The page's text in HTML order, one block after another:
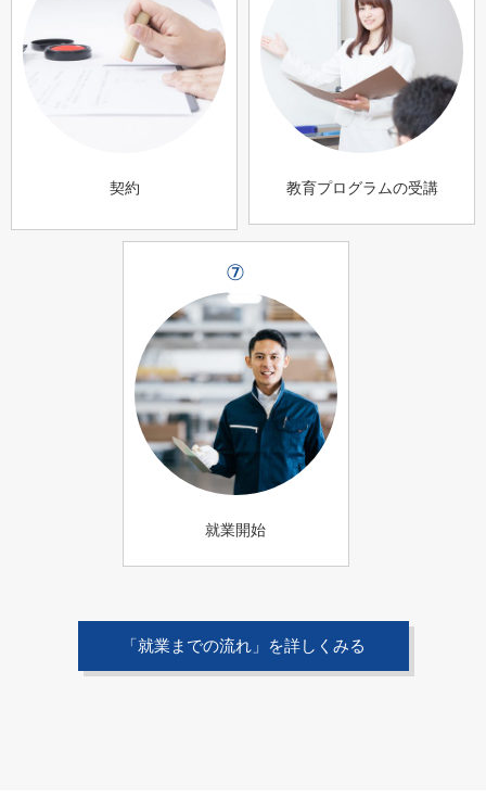
契約 教育プログラムの受講
⑦
就業開始
「就業までの流れ」を詳しくみる